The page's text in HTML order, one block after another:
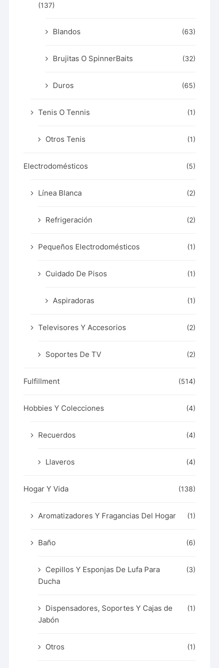
(137)
Blandos (63)
Brujitas O SpinnerBaits (32)
Duros (65)
Tenis O Tennis (1)
Otros Tenis (1)
Electrodomésticos (5)
Línea Blanca (2)
Refrigeración (2)
Pequeños Electrodomésticos (1)
Cuidado De Pisos (1)
Aspiradoras (1)
Televisores Y Accesorios (2)
Soportes De TV (2)
Fulfillment (514)
Hobbies Y Colecciones (4)
Recuerdos (4)
Llaveros (4)
Hogar Y Vida (138)
Aromatizadores Y Fragancias Del Hogar (1)
Baño (6)
Cepillos Y Esponjas De Lufa Para
Ducha
(3)
Dispensadores, Soportes Y Cajas de
Jabón
(1)
Otros (1)